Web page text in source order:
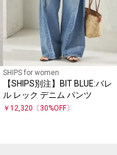
SHIPS for women
【SHIPS別注】BIT BLUE:バレ
ル レック デニム パンツ
￥ 12,320 〔 30%OFF〕